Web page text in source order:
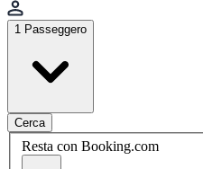
1 Passeggero
Cerca
Resta con Booking.com